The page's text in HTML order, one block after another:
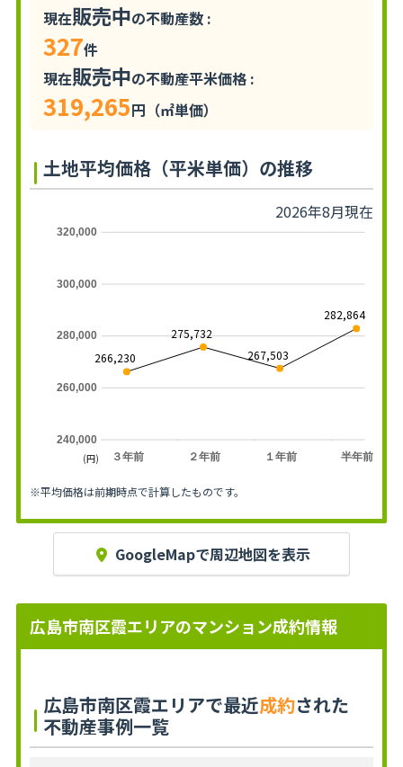
現在販売中の不動産数 :
327件
現在販売中の不動産平米価格 :
319,265円（㎡単価）
土地平均価格（平米単価）の推移
2026年8月現在
３年前 ２年前 １年前 半年前
240,000
260,000
280,000
300,000
320,000
266,230
275,732
267,503
282,864
(円)
※平均価格は前期時点で計算したものです。
GoogleMapで周辺地図を表示
広島市南区霞エリアのマンション成約情報
広島市南区霞エリアで最近成約された
不動産事例一覧